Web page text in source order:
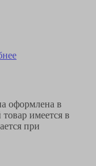
оформлена в
имеется в
при